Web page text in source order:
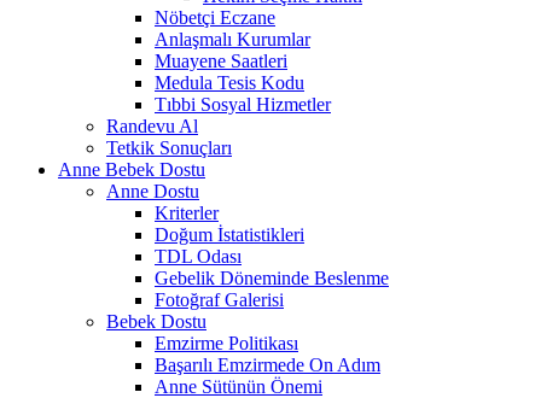
Nöbetçi Eczane
Anlaşmalı Kurumlar
Muayene Saatleri
Medula Tesis Kodu
Tıbbi Sosyal Hizmetler
Randevu Al
Tetkik Sonuçları
Anne Bebek Dostu
Anne Dostu
Kriterler
Doğum İstatistikleri
TDL Odası
Gebelik Döneminde Beslenme
Fotoğraf Galerisi
Bebek Dostu
Emzirme Politikası
Başarılı Emzirmede On Adım
Anne Sütünün Önemi